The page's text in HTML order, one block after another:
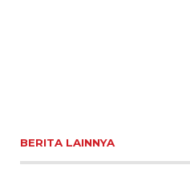
BERITA LAINNYA